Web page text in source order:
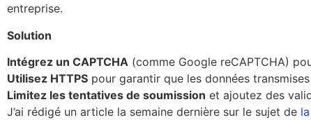
entreprise.
Solution
Intégrez un CAPTCHA (comme Google reCAPTCHA)
Utilisez HTTPS pour garantir que les données
Limitez les tentatives de soumission et ajoutez des
J’ai rédigé un article la semaine dernière sur le sujet de